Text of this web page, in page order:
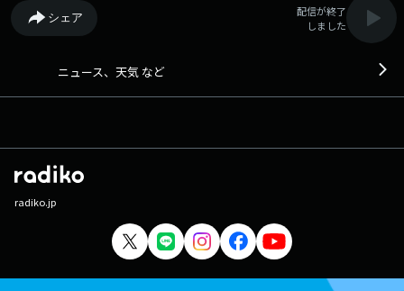
シェア
配信が終了
しました
ニュース、天気 など
radiko.jp